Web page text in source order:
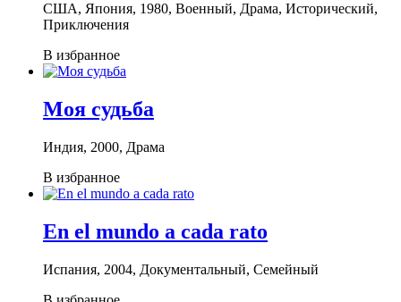
США, Япония, 1980, Военный, Драма, Исторический,
Приключения
В избранное
Моя судьба
Индия, 2000, Драма
В избранное
En el mundo a cada rato
Испания, 2004, Документальный, Семейный